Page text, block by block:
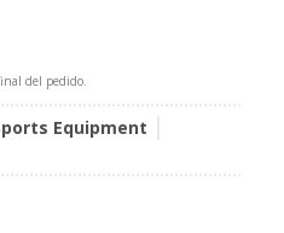
del pedido.
Equipment